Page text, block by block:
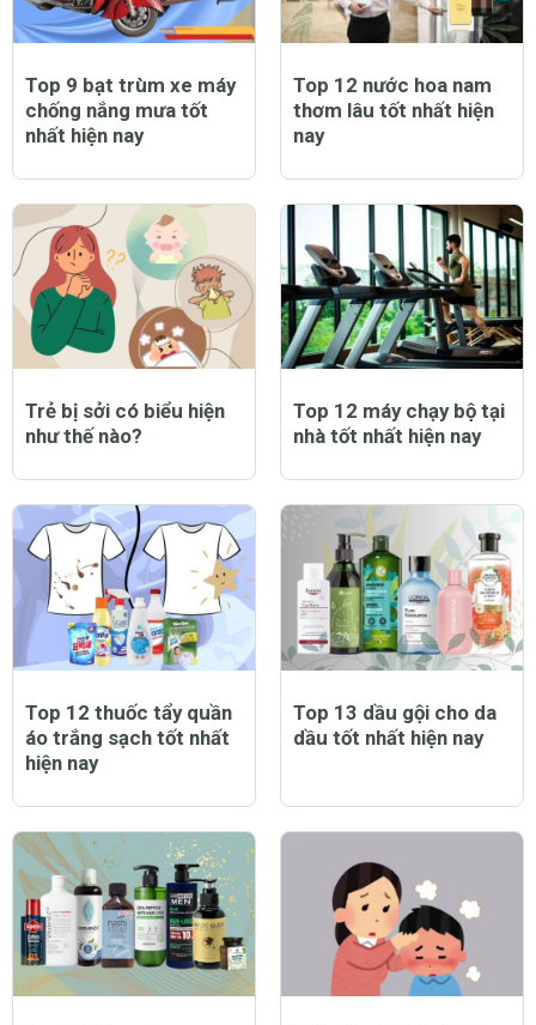
Top 9 bạt trùm xe máy
chống nắng mưa tốt
nhất hiện nay
Top 12 nước hoa nam
thơm lâu tốt nhất hiện
nay
Trẻ bị sởi có biểu hiện
như thế nào?
Top 12 máy chạy bộ tại
nhà tốt nhất hiện nay
Top 12 thuốc tẩy quần
áo trắng sạch tốt nhất
hiện nay
Top 13 dầu gội cho da
dầu tốt nhất hiện nay